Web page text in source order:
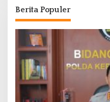
Berita Populer